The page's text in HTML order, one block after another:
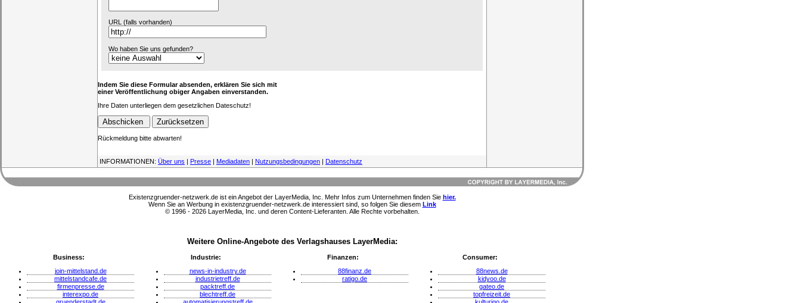
URL (falls vorhanden)
Wo haben Sie uns gefunden?
Indem Sie diese Formular absenden, erklären Sie sich mit
einer Veröffentlichung obiger Angaben einverstanden.
Ihre Daten unterliegen dem gesetzlichen Dateschutz!
Rückmeldung bitte abwarten!
INFORMATIONEN: Über uns | Presse | Mediadaten | Nutzungsbedingungen | Datenschutz
Existenzgruender-netzwerk.de ist ein Angebot der LayerMedia, Inc. Mehr Infos zum Unternehmen finden Sie hier.
Wenn Sie an Werbung in existenzgruender-netzwerk.de interessiert sind, so folgen Sie diesem Link
© 1996 - 2026 LayerMedia, Inc. und deren Content-Lieferanten. Alle Rechte vorbehalten.
Weitere Online-Angebote des Verlagshauses LayerMedia:
Business:
join-mittelstand.de
mittelstandcafe.de
firmenpresse.de
interexpo.de
Industrie:
news-in-industry.de
industrietreff.de
packtreff.de
blechtreff.de
Finanzen:
88finanz.de
ratigo.de
Consumer:
88news.de
kidyoo.de
gateo.de
topfreizeit.de